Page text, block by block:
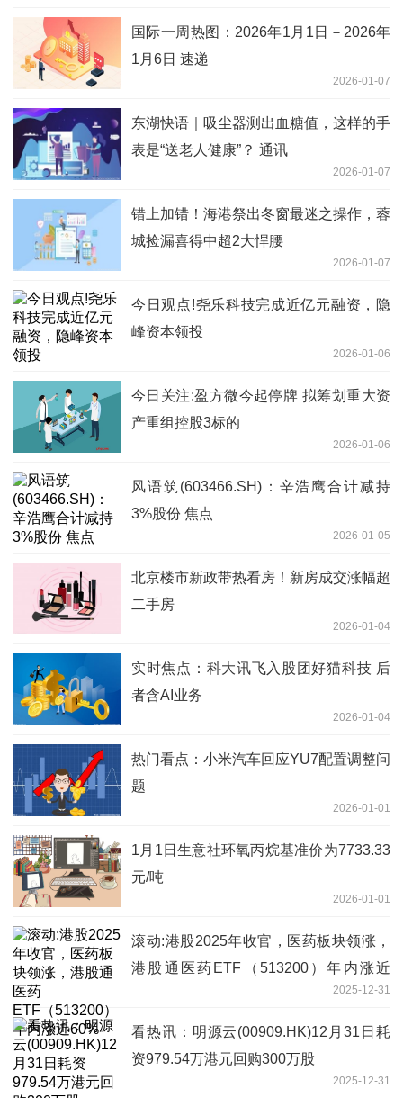
国际一周热图：2026年1月1日－2026年
1月6日 速递
2026-01-07
东湖快语｜吸尘器测出血糖值，这样的手
表是“送老人健康”？ 通讯
2026-01-07
错上加错！海港祭出冬窗最迷之操作，蓉
城捡漏喜得中超2大悍腰
2026-01-07
今日观点!尧乐科技完成近亿元融资，隐
峰资本领投
2026-01-06
今日关注:盈方微今起停牌 拟筹划重大资
产重组控股3标的
2026-01-06
风语筑(603466.SH)：辛浩鹰合计减持
3%股份 焦点
2026-01-05
北京楼市新政带热看房！新房成交涨幅超
二手房
2026-01-04
实时焦点：科大讯飞入股团好猫科技 后
者含AI业务
2026-01-04
热门看点：小米汽车回应YU7配置调整问
题
2026-01-01
1月1日生意社环氧丙烷基准价为7733.33
元/吨
2026-01-01
滚动:港股2025年收官，医药板块领涨，
港股通医药ETF（513200）年内涨近
2025-12-31
看热讯：明源云(00909.HK)12月31日耗
资979.54万港元回购300万股
2025-12-31